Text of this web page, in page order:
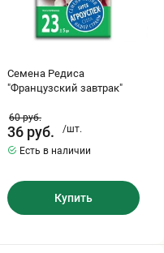
Семена Редиса
"Французский завтрак"
60руб.
36 руб.
/шт.
Есть в наличии
Купить